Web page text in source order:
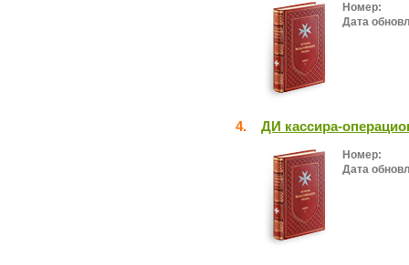
Номер:
Дата
4. ДИ кассира-
Номер:
Дата